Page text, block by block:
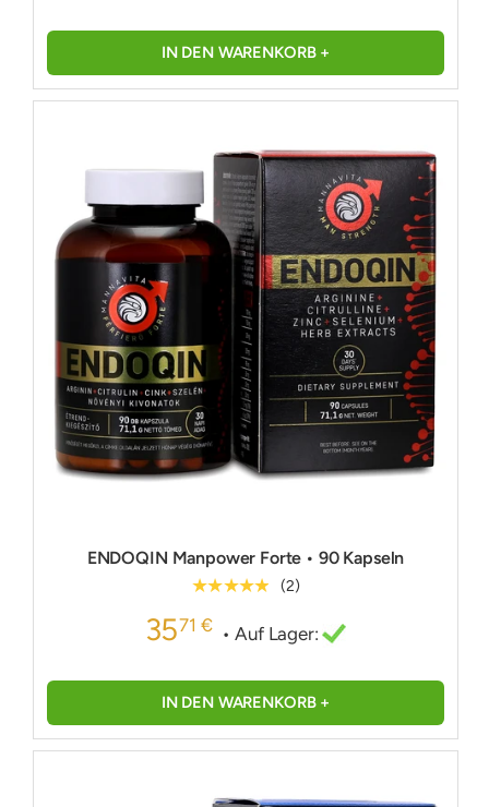
IN DEN WARENKORB +
ENDOQIN Manpower Forte • 90 Kapseln
★★★★★ (2)
3571 € • Auf Lager:
IN DEN WARENKORB +